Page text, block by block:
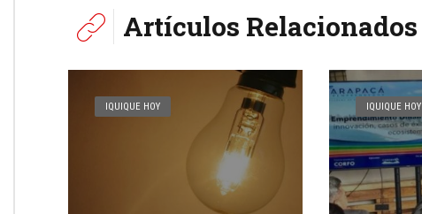
Artículos Relacionados
IQUIQUE HOY IQUIQUE HOY